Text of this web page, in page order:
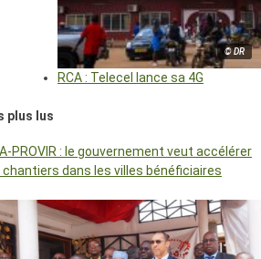
© DR
RCA : Telecel lance sa 4G
plus lus
PROVIR : le gouvernement veut accélérer
chantiers dans les villes bénéficiaires